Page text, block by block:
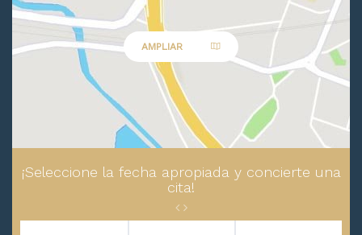
Trastorno bipolar afectivo
Abuso sexual
Abuso sexual infantil
Trastornos del desarrollo sexual
Intersexualidad
Deseo sexual hipoactivo
Deseo sexual hiperactivo
Esquizofrenia desorganizada
AMPLIAR
¡Seleccione la fecha apropiada y concierte una
cita!